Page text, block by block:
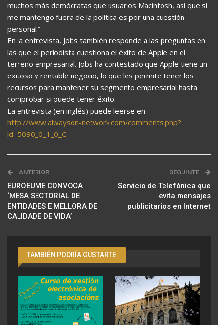
muchos más demócratas que usuarios Macintosh, así que si
me mantengo fuera de la política es por una cuestión
personal.”
En la entrevista, Jobs también responde a las preguntas en
las que el periodista cuestiona el éxito de Apple en el
terreno empresarial. Jobs ha contestado que Apple tiene un
exitoso y rentable negocio, lo que les permite tener los
recursos para mantener su segmento empresarial hasta
comprobar si puede tener éxito.
La entrevista (en inglés) puede leerse en
http://www.alwayson-network.com/comments.php?
id=5090_0_1_0_C
ANTERIOR
EUROEUME CONVOCA
‘MESA SECTORIAL DE
ENTIDADES E MELLORA DE
CALIDADE DE VIDA’
SEGUINTE
Servicio de Telefónica que
evita mensajes
publicitarios en Internet
TAMBIÉN PODRÍA GUSTARTE